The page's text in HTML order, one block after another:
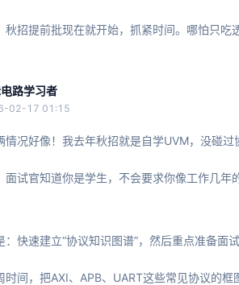
秋招提前批现在就开始，抓紧时间。哪怕只吃
路学习者
02-17 01:15
情况好像！我去年秋招就是自学UVM，没碰
面试官知道你是学生，不会要求你像工作几
：快速建立“协议知识图谱”，然后重点准备面试
时间，把AXI、APB、UART这些常见协议的